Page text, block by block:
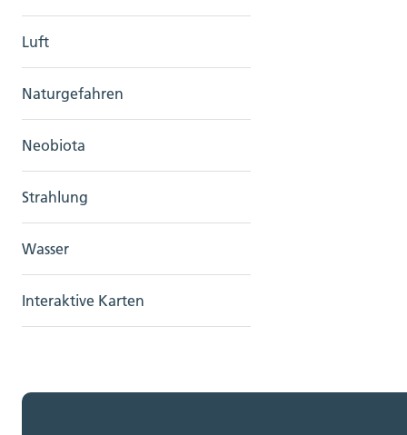
Luft
Naturgefahren
Neobiota
Strahlung
Wasser
Interaktive Karten